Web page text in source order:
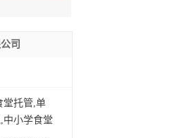
司
堂托管,单
中小学食堂